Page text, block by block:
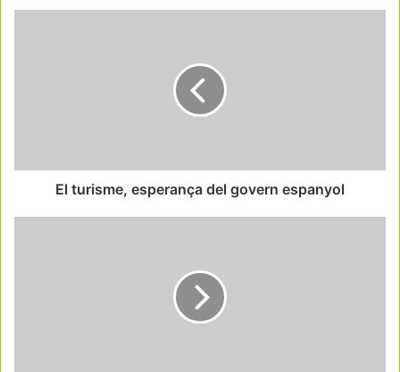
El turisme, esperança del govern espanyol